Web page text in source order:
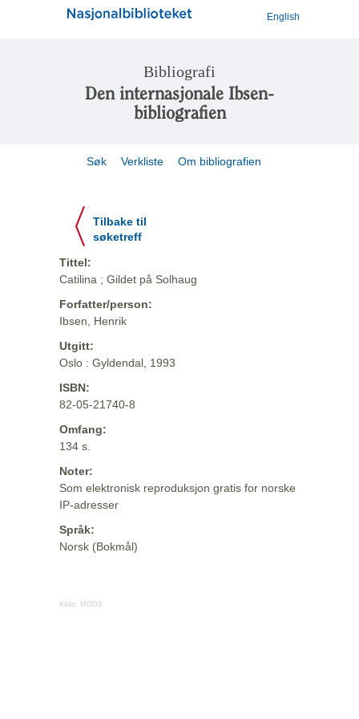
English
Bibliografi
Den internasjonale Ibsen-
bibliografien
Søk Verkliste Om bibliografien
Tilbake til
søketreff
Tittel:
Catilina ; Gildet på Solhaug
Forfatter/person:
Ibsen, Henrik
Utgitt:
Oslo : Gyldendal, 1993
ISBN:
82-05-21740-8
Omfang:
134 s.
Noter:
Som elektronisk reproduksjon gratis for norske
IP-adresser
Språk:
Norsk (Bokmål)
Kilde: MODS